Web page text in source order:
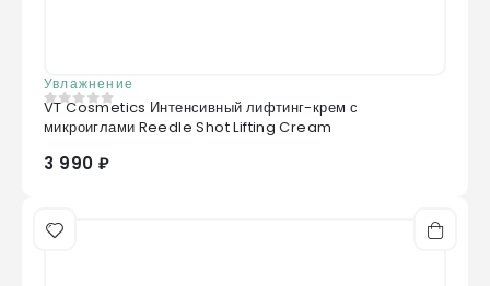
Увлажнение
0 из 5
VT Cosmetics Интенсивный лифтинг-крем с
микроиглами Reedle Shot Lifting Cream
3 990 ₽